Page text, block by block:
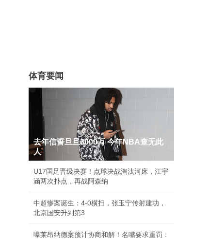
体育要闻
去年信誓旦旦3000万 今年NBA查无此
人
U17国足晋级决赛！点球决战淘汰河床，江宇
涵两次扑点，再战阿森纳
中超惨案诞生：4-0横扫，张玉宁传射建功，
北京国安升到第3
曝莱昂纳德案预计协商和解！名嘴要求重罚：